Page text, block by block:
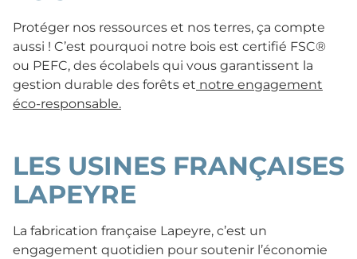
Protéger nos ressources et nos terres, ça compte
aussi ! C’est pourquoi notre bois est certifié FSC®
ou PEFC, des écolabels qui vous garantissent la
gestion durable des forêts et notre engagement
éco-responsable.
LES USINES FRANÇAISES
LAPEYRE
La fabrication française Lapeyre, c’est un
engagement quotidien pour soutenir l’économie